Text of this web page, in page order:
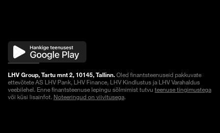
LHV Group, Tartu mnt 2, 10145, Tallinn.Oled finantsteenuseid pakkuvate
ettevõtete AS LHV Pank, LHV Finance, LHV Kindlustus ja LHV Varahaldus
veebilehel. Enne finantsteenuse lepingu sõlmimist tutvu teenuse tingimustega
või küsi lisainfot. Noteeringud on viivitusega.